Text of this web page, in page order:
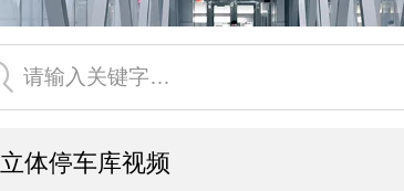
请输入关键字…
立体停车库视频